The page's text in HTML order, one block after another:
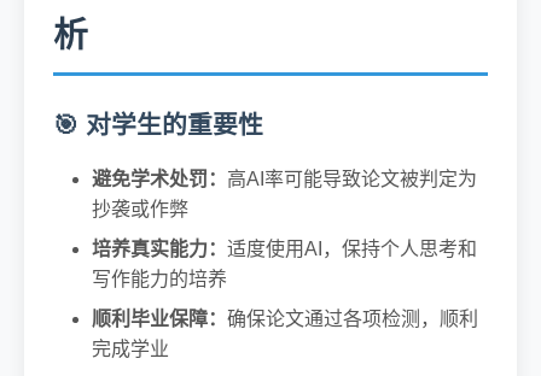
析
🎯 对学生的重要性
避免学术处罚： 高AI率可能导致论文被判定为
抄袭或作弊
培养真实能力： 适度使用AI，保持个人思考和
写作能力的培养
顺利毕业保障： 确保论文通过各项检测，顺利
完成学业